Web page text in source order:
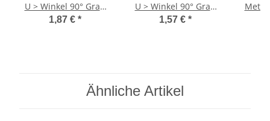
U > Winkel 90° Grad
für 50mm Rohr
Stück Bogen
1,87 € *
U > Winkel 90° Grad
für 32mm Rohr
Kupplung
1,57 € *
Ähnliche Artikel